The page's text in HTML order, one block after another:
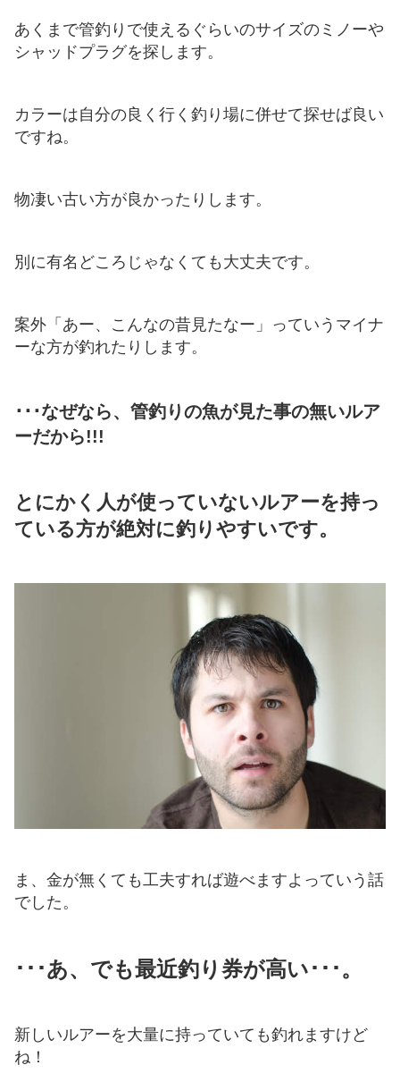
あくまで管釣りで使えるぐらいのサイズのミノーや
シャッドプラグを探します。
カラーは自分の良く行く釣り場に併せて探せば良い
ですね。
物凄い古い方が良かったりします。
別に有名どころじゃなくても大丈夫です。
案外「あー、こんなの昔見たなー」っていうマイナ
ーな方が釣れたりします。
･･･なぜなら、管釣りの魚が見た事の無いルア
ーだから!!!
とにかく人が使っていないルアーを持っ
ている方が絶対に釣りやすいです。
ま、金が無くても工夫すれば遊べますよっていう話
でした。
･･･あ、でも最近釣り券が高い･･･。
新しいルアーを大量に持っていても釣れますけど
ね！